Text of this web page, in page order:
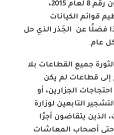
رقم 107 لعام 2013 ، وقانون رقم 8 لعام 2015،
قوائم الكيانات
فضلًا عن الجَذر الذي حل
.
جميع القطاعات بلا
إلى قطاعات لم يكن
الجزارين، أو
التابعين لوزارة
الذين يتقاضون أجرًا
40 جنيهًا . وحتى أصحاب المعاشات